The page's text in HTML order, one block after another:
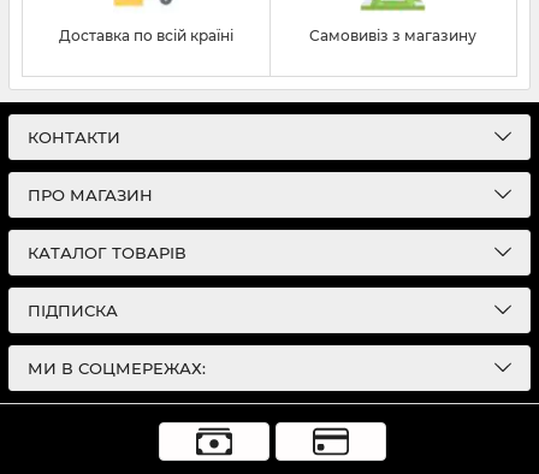
Доставка по всій країні Самовивіз з магазину
КОНТАКТИ
ПРО МАГАЗИН
КАТАЛОГ ТОВАРІВ
ПІДПИСКА
МИ В СОЦМЕРЕЖАХ: